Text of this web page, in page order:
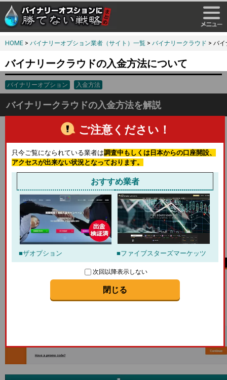
ご注意ください！
只今ご覧になられている業者は調査中もしくは日本からの口座開設、
アクセスが出来ない状況となっております。
おすすめ業者
ザオプション ファイブスターズマーケッツ
次回以降表示しない
閉じる
HOME > バイナリーオプション業者（サイト）一覧 > バイナリークラウド > バ
バイナリークラウドの入金方法について
バイナリーオプション 入金方法
バイナリークラウドの入金方法を解説
入金方法・STEP.1
バイナリークラウドにログイン後に画面上部の「入出金」→
「入金」に進みます。
バイナリークラウドではクレジット決済とNETELLER決済、銀
行送金が可能なのでご自分に合った入金方法を選んでくださ
通貨、方法を決めたら入金したい金額を入力し「Continue」
クリックします。
※ここではクレジット決済について解説しています。